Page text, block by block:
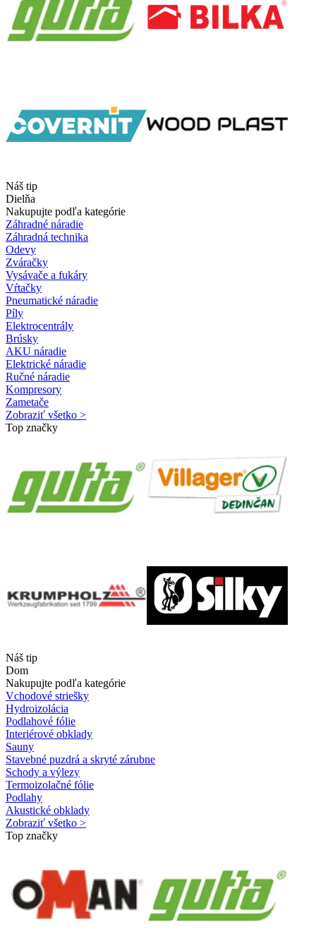
Náš tip
Dielňa
Nakupujte podľa kategórie
Záhradné náradie
Záhradná technika
Odevy
Zváračky
Vysávače a fukáry
Vŕtačky
Pneumatické náradie
Píly
Elektrocentrály
Brúsky
AKU náradie
Elektrické náradie
Ručné náradie
Kompresory
Zametače
Zobraziť všetko >
Top značky
Náš tip
Dom
Nakupujte podľa kategórie
Vchodové striešky
Hydroizolácia
Podlahové fólie
Interiérové obklady
Sauny
Stavebné puzdrá a skryté zárubne
Schody a výlezy
Termoizolačné fólie
Podlahy
Akustické obklady
Zobraziť všetko >
Top značky